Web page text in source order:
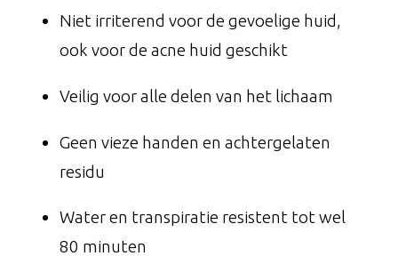
Niet irriterend voor de gevoelige huid,
ook voor de acne huid geschikt
Veilig voor alle delen van het lichaam
Geen vieze handen en achtergelaten
residu
Water en transpiratie resistent tot wel
80 minuten